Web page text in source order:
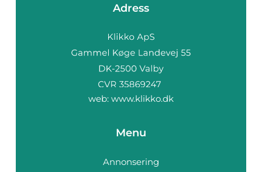
Adress
web: www.klikko.dk
Menu
Annonsering